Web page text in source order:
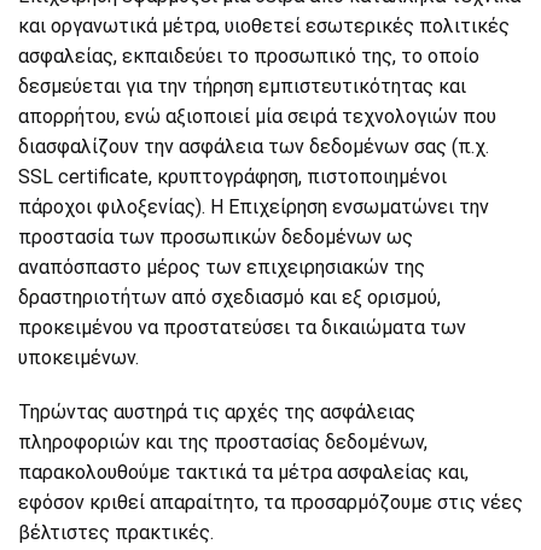
και οργανωτικά μέτρα, υιοθετεί εσωτερικές πολιτικές
ασφαλείας, εκπαιδεύει το προσωπικό της, το οποίο
δεσμεύεται για την τήρηση εμπιστευτικότητας και
απορρήτου, ενώ αξιοποιεί μία σειρά τεχνολογιών που
διασφαλίζουν την ασφάλεια των δεδομένων σας (π.χ.
SSL certificate, κρυπτογράφηση, πιστοποιημένοι
πάροχοι φιλοξενίας). Η Επιχείρηση ενσωματώνει την
προστασία των προσωπικών δεδομένων ως
αναπόσπαστο μέρος των επιχειρησιακών της
δραστηριοτήτων από σχεδιασμό και εξ ορισμού,
προκειμένου να προστατεύσει τα δικαιώματα των
υποκειμένων.
Τηρώντας αυστηρά τις αρχές της ασφάλειας
πληροφοριών και της προστασίας δεδομένων,
παρακολουθούμε τακτικά τα μέτρα ασφαλείας και,
εφόσον κριθεί απαραίτητο, τα προσαρμόζουμε στις νέες
βέλτιστες πρακτικές.